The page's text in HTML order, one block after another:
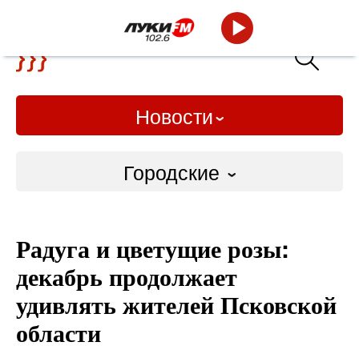
Новости
Городские
Слово Дело
Народные
Радуга и цветущие розы:
декабрь продолжает
удивлять жителей Псковской
области